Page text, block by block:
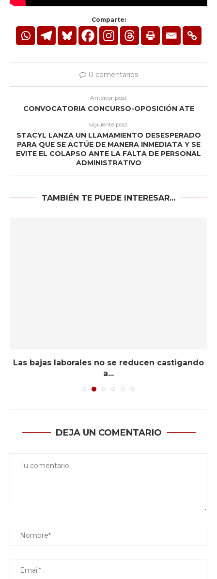
Comparte:
0 comentarios
Anterior post
CONVOCATORIA CONCURSO-OPOSICIÓN ATE
siguiente post
STACYL LANZA UN LLAMAMIENTO DESESPERADO
PARA QUE SE ACTÚE DE MANERA INMEDIATA Y SE
EVITE EL COLAPSO ANTE LA FALTA DE PERSONAL
ADMINISTRATIVO
TAMBIÉN TE PUEDE INTERESAR...
Las bajas laborales no se reducen castigando
a...
DEJA UN COMENTARIO